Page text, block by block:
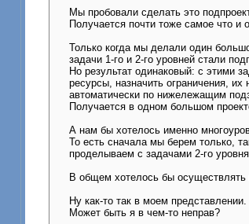
Мы пробовали сделать это
Получается почти тоже самое что и
Только когда мы делали один
задачи 1-го и 2-го уровней стали
Но результат одинаковый: с этими
ресурсы, назначить ограничения,
автоматически по нижележащим
Получается в одном большом
А нам бы хотелось именно
То есть сначала мы берем только,
проделываем с задачами 2-го
В общем хотелось бы осуществлять
Ну как-то так в моем представлении.
Может быть я в чем-то неправ?